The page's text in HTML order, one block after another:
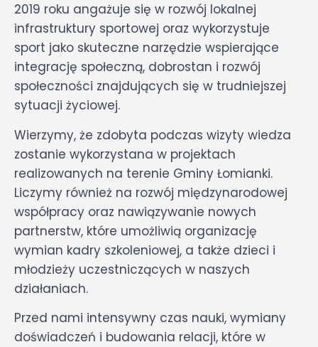
2019 roku angażuje się w rozwój lokalnej
infrastruktury sportowej oraz wykorzystuje
sport jako skuteczne narzędzie wspierające
integrację społeczną, dobrostan i rozwój
społeczności znajdujących się w trudniejszej
sytuacji życiowej.
Wierzymy, że zdobyta podczas wizyty wiedza
zostanie wykorzystana w projektach
realizowanych na terenie Gminy Łomianki.
Liczymy również na rozwój międzynarodowej
współpracy oraz nawiązywanie nowych
partnerstw, które umożliwią organizację
wymian kadry szkoleniowej, a także dzieci i
młodzieży uczestniczących w naszych
działaniach.
Przed nami intensywny czas nauki, wymiany
doświadczeń i budowania relacji, które w